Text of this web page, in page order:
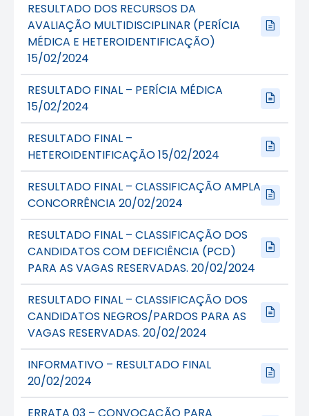
RESULTADO DOS RECURSOS DA
AVALIAÇÃO MULTIDISCIPLINAR (PERÍCIA
MÉDICA E HETEROIDENTIFICAÇÃO)
15/02/2024
RESULTADO FINAL – PERÍCIA MÉDICA
15/02/2024
RESULTADO FINAL –
HETEROIDENTIFICAÇÃO 15/02/2024
RESULTADO FINAL – CLASSIFICAÇÃO AMPLA
CONCORRÊNCIA 20/02/2024
RESULTADO FINAL – CLASSIFICAÇÃO DOS
CANDIDATOS COM DEFICIÊNCIA (PCD)
PARA AS VAGAS RESERVADAS. 20/02/2024
RESULTADO FINAL – CLASSIFICAÇÃO DOS
CANDIDATOS NEGROS/PARDOS PARA AS
VAGAS RESERVADAS. 20/02/2024
INFORMATIVO – RESULTADO FINAL
20/02/2024